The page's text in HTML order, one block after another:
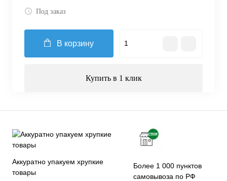
Под заказ
В корзину
Купить в 1 клик
Аккуратно упакуем хрупкие
товары
Более 1 000 пунктов
самовывоза по РФ